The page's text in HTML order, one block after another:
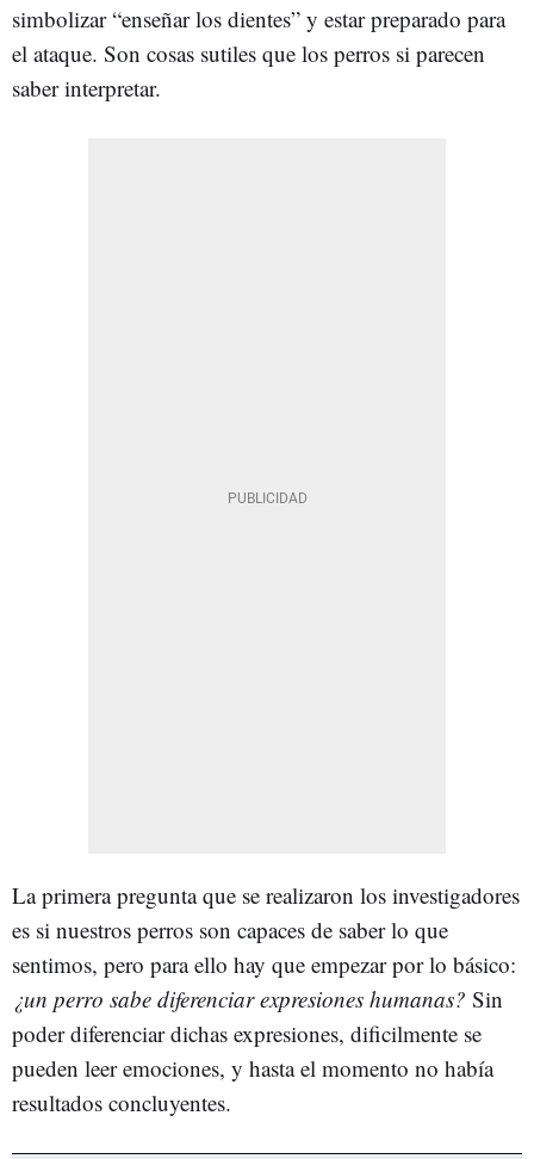
simbolizar “enseñar los dientes” y estar preparado para
el ataque. Son cosas sutiles que los perros si parecen
saber interpretar.
La primera pregunta que se realizaron los investigadores
es si nuestros perros son capaces de saber lo que
sentimos, pero para ello hay que empezar por lo básico:
¿un perro sabe diferenciar expresiones humanas? Sin
poder diferenciar dichas expresiones, dificilmente se
pueden leer emociones, y hasta el momento no había
resultados concluyentes.